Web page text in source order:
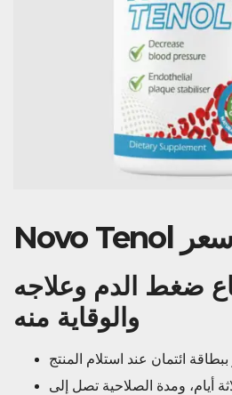
ضغط الدم وعلاجه
والوقاية منه
أيام، ومدة الصلاحية تصل إلى